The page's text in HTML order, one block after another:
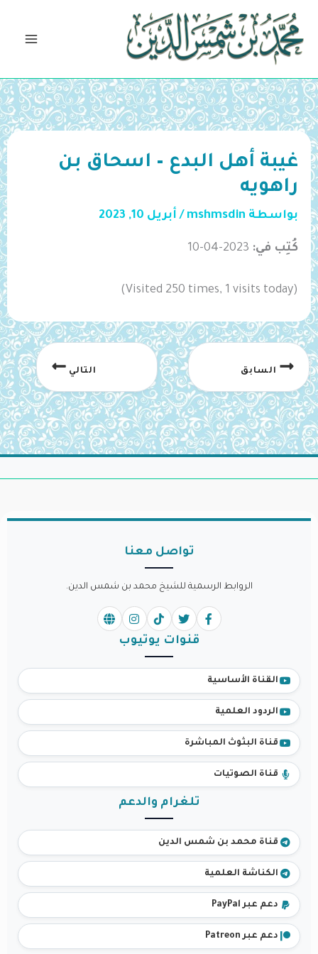
تخطي
المحتوى
غيبة أهل البدع – اسحاق بن
راهويه
بواسطة mshmsdin
/ أبريل 10, 2023
كُتِب في: 2023-04-10
(Visited 250 times, 1 visits today)
السابق التالي
تواصل معنا
الروابط الرسمية للشيخ محمد بن شمس الدين.
قنوات يوتيوب
القناة الأساسية
الردود العلمية
قناة البثوث المباشرة
قناة الصوتيات
تلغرام والدعم
قناة محمد بن شمس الدين
الكناشة العلمية
دعم عبر PayPal
دعم عبر Patreon